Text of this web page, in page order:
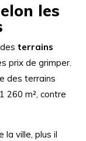
les
terrains
prix de grimper.
des terrains
260 m², contre
la ville, plus il